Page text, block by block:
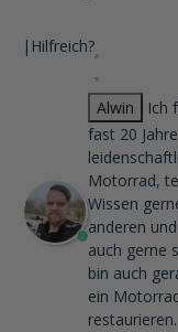
| Hilfreich?
Alwin
Ich
fast 20
Motorrad,
Wissen
anderen
auch gerne
bin auch
ein
restaurieren.